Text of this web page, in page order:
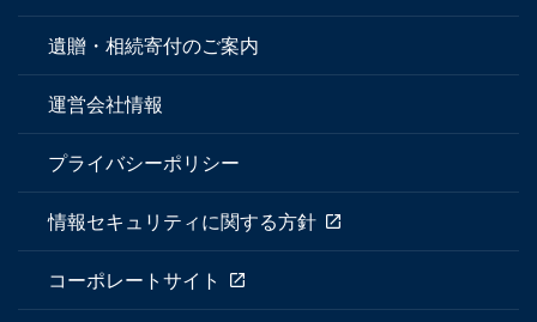
遺贈・相続寄付のご案内
運営会社情報
プライバシーポリシー
情報セキュリティに関する方針
コーポレートサイト